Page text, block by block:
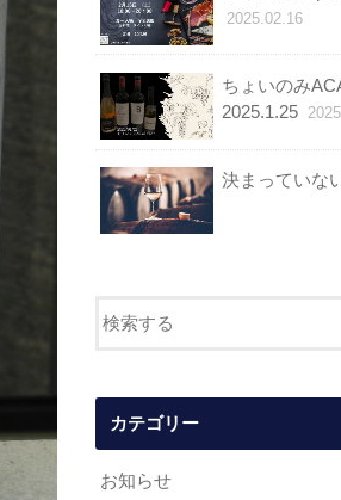
2025.02.16
ちょいのみ
2025.1.25
決まっていな
カテゴリー
お知らせ